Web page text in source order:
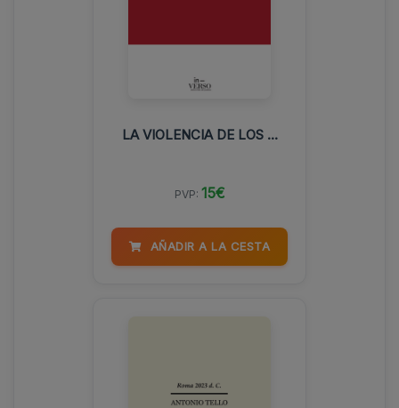
LA VIOLENCIA DE LOS ...
PVP: 15€
AÑADIR A LA CESTA